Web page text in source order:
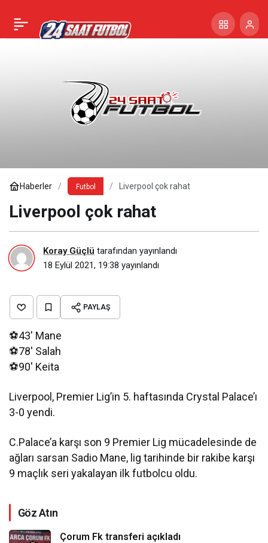
Haberler Futbol Liverpool çok rahat
Liverpool çok rahat
Koray Güçlü tarafından yayınlandı
18 Eylül 2021, 19:38 yayınlandı
PAYLAŞ
⚽43′ Mane
⚽78′ Salah
⚽90′ Keita
Liverpool, Premier Lig’in 5. haftasında Crystal Palace’ı
3-0 yendi.
C.Palace’a karşı son 9 Premier Lig mücadelesinde de
ağları sarsan Sadio Mane, lig tarihinde bir rakibe karşı
9 maçlık seri yakalayan ilk futbolcu oldu.
Göz Atın
Çorum Fk transferi açıkladı